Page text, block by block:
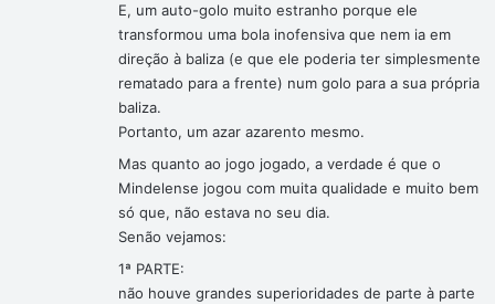
E, um auto-golo muito estranho porque ele
transformou uma bola inofensiva que nem ia em
direção à baliza (e que ele poderia ter simplesmente
rematado para a frente) num golo para a sua própria
baliza.
Portanto, um azar azarento mesmo.
Mas quanto ao jogo jogado, a verdade é que o
Mindelense jogou com muita qualidade e muito bem
só que, não estava no seu dia.
Senão vejamos:
1ª PARTE:
não houve grandes superioridades de parte à parte